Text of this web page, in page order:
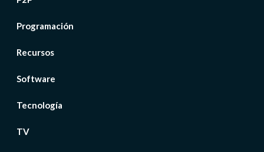
Programación
Recursos
Software
Tecnología
TV